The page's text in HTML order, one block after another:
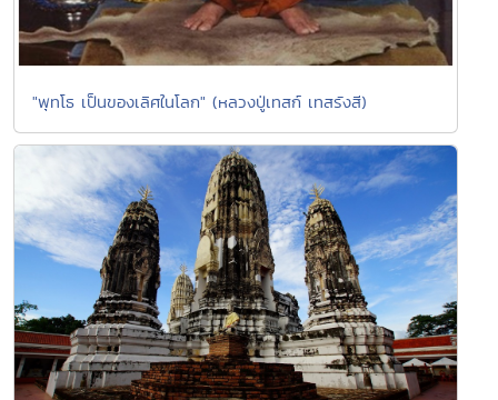
"พุทโธ เป็นของเลิศในโลก" (หลวงปู่เทสก์ เทสรังสี)